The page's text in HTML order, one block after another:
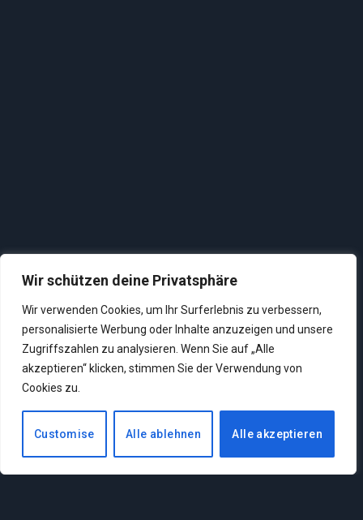
Wir schützen deine Privatsphäre
Wir verwenden Cookies, um Ihr Surferlebnis zu verbessern,
personalisierte Werbung oder Inhalte anzuzeigen und unsere
Zugriffszahlen zu analysieren. Wenn Sie auf „Alle
akzeptieren“ klicken, stimmen Sie der Verwendung von
Cookies zu.
Customise Alle ablehnen Alle akzeptieren
SWTOR bekommt dieses
8.0 – Diese Inhalte
erwarten uns